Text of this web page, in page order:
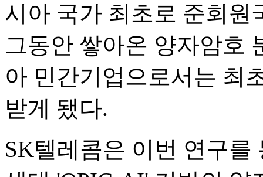
시아 국가 최초로 준회원
그동안 쌓아온 양자암호
아 민간기업으로서는 최
받게 됐다.
SK텔레콤은 이번 연구